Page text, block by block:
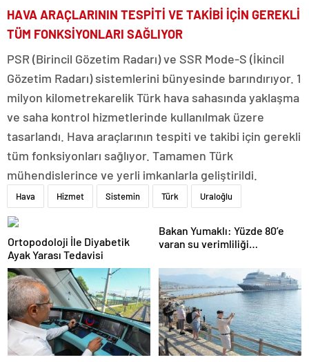
HAVA ARAÇLARININ TESPİTİ VE TAKİBİ İÇİN GEREKLİ
TÜM FONKSİYONLARI SAĞLIYOR
PSR (Birincil Gözetim Radarı) ve SSR Mode-S (İkincil
Gözetim Radarı) sistemlerini bünyesinde barındırıyor. 1
milyon kilometrekarelik Türk hava sahasında yaklaşma
ve saha kontrol hizmetlerinde kullanılmak üzere
tasarlandı. Hava araçlarının tespiti ve takibi için gerekli
tüm fonksiyonları sağlıyor. Tamamen Türk
mühendislerince ve yerli imkanlarla geliştirildi.
Hava Hizmet Sistemin Türk Uraloğlu
Ortopodoloji İle Diyabetik
Ayak Yarası Tedavisi
Bakan Yumaklı: Yüzde 80’e
varan su verimliliği